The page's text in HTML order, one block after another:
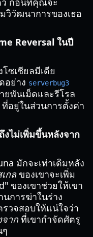
วิวัฒนาการของเธอ
Reversal ในปี
ซเชียลมีเดีย
อย่าง serverbug3
พันเม็ดและรีโรล
อยู่ในส่วนการตั้งค่า
งไม่เพิ่มขึ้นหลังจาก
มักจะเท่าเดิมหลัง
กลของเขาจะเพิ่ม
ของเขาช่วยให้เขา
การฆ่าในร่าง
วจสอบให้แน่ใจว่า
จากที่เขากำจัดศัตรู